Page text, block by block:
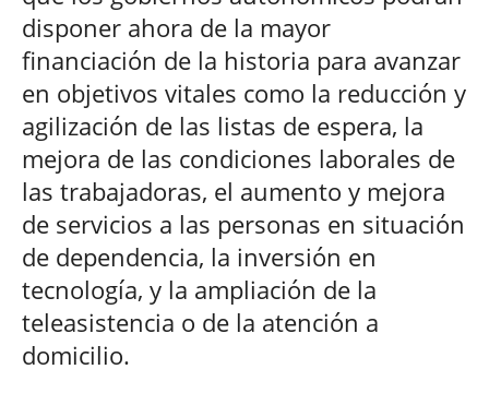
disponer ahora de la mayor
financiación de la historia para avanzar
en objetivos vitales como la reducción y
agilización de las listas de espera, la
mejora de las condiciones laborales de
las trabajadoras, el aumento y mejora
de servicios a las personas en situación
de dependencia, la inversión en
tecnología, y la ampliación de la
teleasistencia o de la atención a
domicilio.